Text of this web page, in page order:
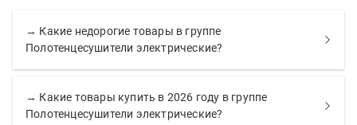
→ Какие недорогие товары в группе
Полотенцесушители электрические?
→ Какие товары купить в 2026 году в группе
Полотенцесушители электрические?